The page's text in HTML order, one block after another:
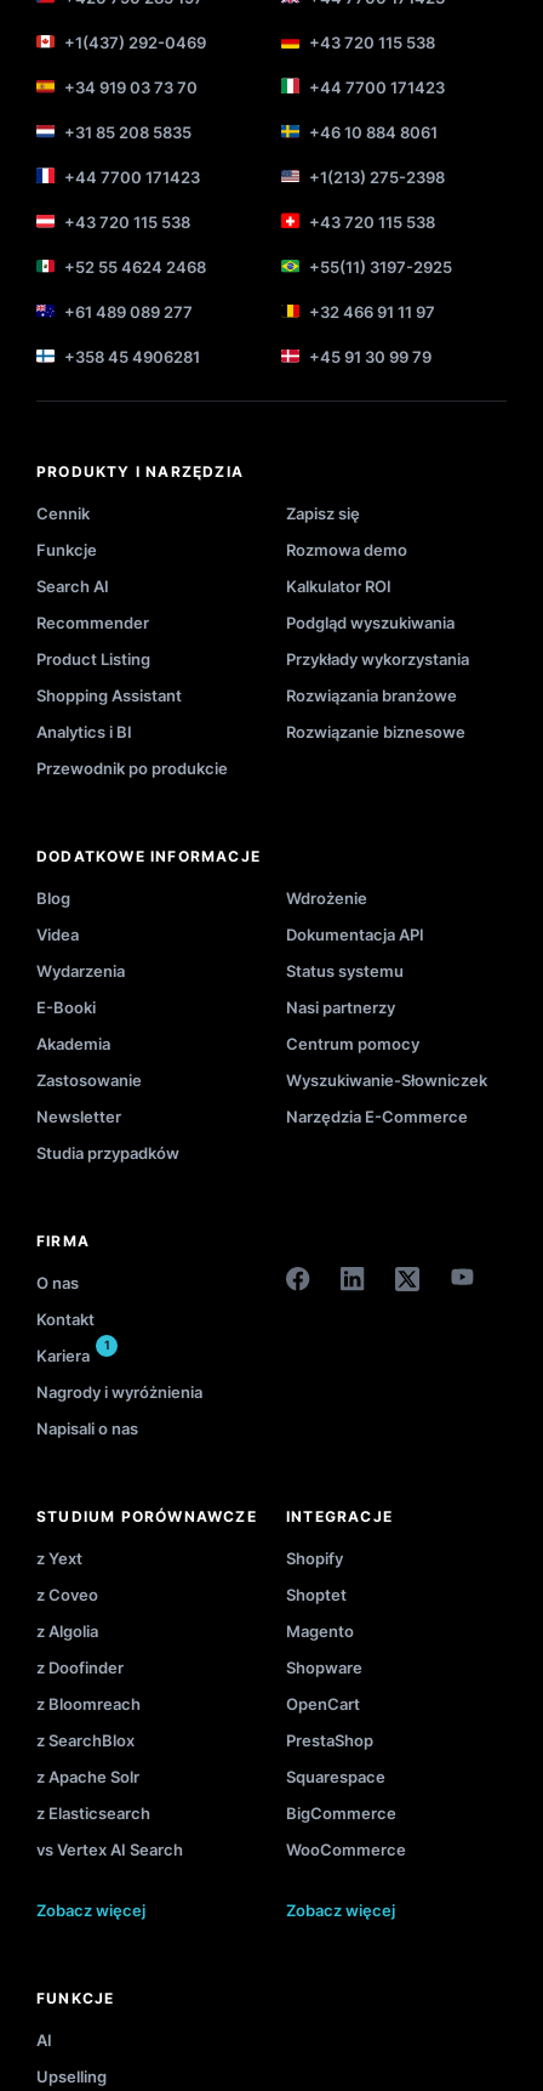
+1(437) 292-0469 +43 720 115 538
+34 919 03 73 70 +44 7700 171423
+31 85 208 5835 +46 10 884 8061
+44 7700 171423 +1(213) 275-2398
+43 720 115 538 +43 720 115 538
+52 55 4624 2468 +55(11) 3197-2925
+61 489 089 277 +32 466 91 11 97
+358 45 4906281 +45 91 30 99 79
PRODUKTY I NARZĘDZIA
Cennik
Zapisz się
Funkcje
Rozmowa demo
Search AI
Kalkulator ROI
Recommender
Podgląd wyszukiwania
Product Listing
Przykłady wykorzystania
Shopping Assistant
Rozwiązania branżowe
Analytics i BI
Rozwiązanie biznesowe
Przewodnik po produkcie
DODATKOWE INFORMACJE
Blog
Wdrożenie
Videa
Dokumentacja API
Wydarzenia
Status systemu
E-Booki
Nasi partnerzy
Akademia
Centrum pomocy
Zastosowanie
Wyszukiwanie-Słowniczek
Newsletter
Narzędzia E-Commerce
Studia przypadków
FIRMA
O nas
Kontakt
Kariera
1
Nagrody i wyróżnienia
Napisali o nas
STUDIUM PORÓWNAWCZE
z Yext
z Coveo
z Algolia
z Doofinder
z Bloomreach
z SearchBlox
z Apache Solr
z Elasticsearch
vs Vertex AI Search
Zobacz więcej
INTEGRACJE
Shopify
Shoptet
Magento
Shopware
OpenCart
PrestaShop
Squarespace
BigCommerce
WooCommerce
Zobacz więcej
FUNKCJE
AI
Upselling